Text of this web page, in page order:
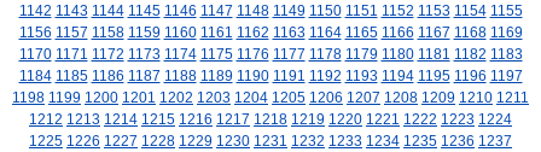
1142 1143 1144 1145 1146 1147 1148 1149 1150 1151 1152 1153 1154 1155
1156 1157 1158 1159 1160 1161 1162 1163 1164 1165 1166 1167 1168 1169
1170 1171 1172 1173 1174 1175 1176 1177 1178 1179 1180 1181 1182 1183
1184 1185 1186 1187 1188 1189 1190 1191 1192 1193 1194 1195 1196 1197
1198 1199 1200 1201 1202 1203 1204 1205 1206 1207 1208 1209 1210 1211
1212 1213 1214 1215 1216 1217 1218 1219 1220 1221 1222 1223 1224
1225 1226 1227 1228 1229 1230 1231 1232 1233 1234 1235 1236 1237